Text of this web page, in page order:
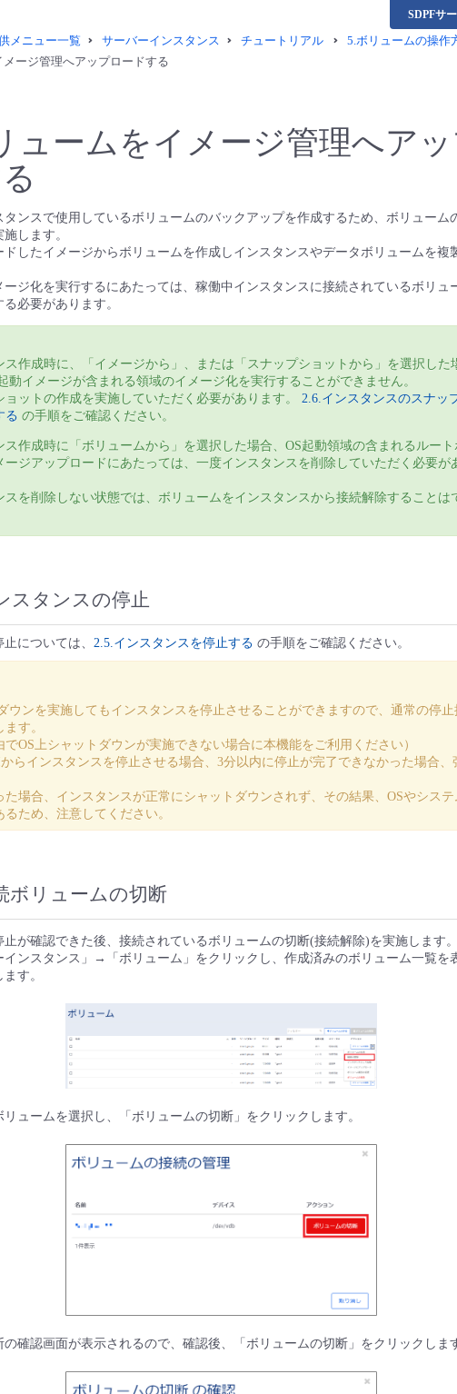
SDPFサ
メニュー一覧 サーバーインスタンス チュートリアル
5.ボリュームの操作
ージ管理へアップロードする
ュームをイメージ管理へアッ
タンスで使用しているボリュームのバックアップを作成するため、ボリューム
します。
ドしたイメージからボリュームを作成しインスタンスやデータボリュームを複
ジ化を実行するにあたっては、稼働中インスタンスに接続されているボリュ
必要があります。
ス作成時に、「イメージから」、または「スナップショットから」を選択した
動イメージが含まれる領域のイメージ化を実行することができません。
ョットの作成を実施していただく必要があります。 2.6.インスタンスのスナッ
る の手順をご確認ください。
ス作成時に「ボリュームから」を選択した場合、OS起動領域の含まれるルート
ージアップロードにあたっては、一度インスタンスを削除していただく必要が
スを削除しない状態では、ボリュームをインスタンスから接続解除することは
スタンスの停止
については、 2.5.インスタンスを停止する の手順をご確認ください。
ウンを実施してもインスタンスを停止させることができますので、通常の停止
す。
でOS上シャットダウンが実施できない場合に本機能をご利用ください）
らインスタンスを停止させる場合、3分以内に停止が完了できなかった場合、
場合、インスタンスが正常にシャットダウンされず、その結果、OSやシステ
ため、注意してください。
ボリュームの切断
止が確認できた後、接続されているボリュームの切断(接続解除)を実施します
ンスタンス」→「ボリューム」をクリックし、作成済みのボリューム一覧を
す。
ュームを選択し、「ボリュームの切断」をクリックします。
確認画面が表示されるので、確認後、「ボリュームの切断」をクリックしま